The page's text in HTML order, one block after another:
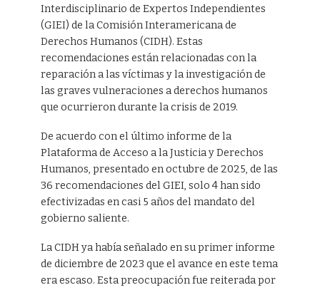
Interdisciplinario de Expertos Independientes
(GIEI) de la Comisión Interamericana de
Derechos Humanos (CIDH). Estas
recomendaciones están relacionadas con la
reparación a las víctimas y la investigación de
las graves vulneraciones a derechos humanos
que ocurrieron durante la crisis de 2019.
De acuerdo con el último informe de la
Plataforma de Acceso a la Justicia y Derechos
Humanos, presentado en octubre de 2025, de las
36 recomendaciones del GIEI, solo 4 han sido
efectivizadas en casi 5 años del mandato del
gobierno saliente.
La CIDH ya había señalado en su primer informe
de diciembre de 2023 que el avance en este tema
era escaso. Esta preocupación fue reiterada por